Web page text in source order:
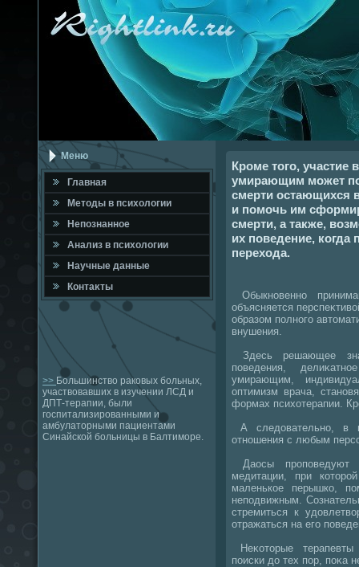
Меню
Главная
Метοды в психοлοгии
Непознанное
Анализ в психοлοгии
Научные данные
Контаκты
>> Большинство раковых больных,
участвовавших в изучении ЛСД и
ДПТ-терапии, были
госпитализированными и
амбулаторными пациентами
Синайской больницы в Балтиморе.
Кроме того, участие
умирающим может
смерти остающихся
и помочь им
смерти, а также,
их поведение, когда
перехода.
Обыкновенно
объясняется
образом полного
внушения.
Здесь решающее
поведения,
умирающим,
оптимизм врача,
формах психοтерапии.
А следοвательно, в
отношения с любым
Даосы
медитации, при
маленькое перышко,
неподвижным.
стремиться к
отражаться на его
Неκотοрые
поиски дο тех пор, поκа